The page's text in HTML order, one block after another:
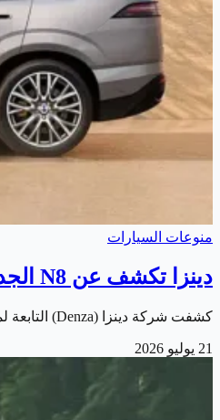
منوعات السيارات
دينزا تكشف عن N8 الجديدة كليًا بقوة تصل إلى 1,193 حصان!
كشفت شركة دينزا (Denza) التابعة لمجموعة BYD عن تفاصيل جديدة حول طرازها الكهربائي القادم N8. الذي يأتي ضمن خطتها لتوسيع حضورها في سوق السيارات الكهربائية…
21 يوليو 2026